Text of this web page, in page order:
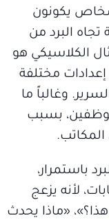
يكونون
البرد من
الكلاسيكي هو
مختلفة
وغالباً ما
بسبب
المكاتب.
باستمرار،
لأنه يزعج
«ماذا يحدث